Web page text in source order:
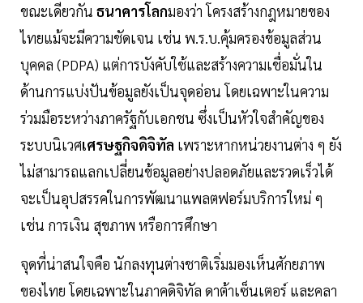
ขณะเดียวกัน ธนาคารโลกมองว่า โครงสร้างกฎหมายของ
ไทยแม้จะมีความชัดเจน เช่น พ.ร.บ.คุ้มครองข้อมูลส่วน
บุคคล (PDPA) แต่การบังคับใช้และสร้างความเชื่อมั่นใน
ด้านการแบ่งปันข้อมูลยังเป็นจุดอ่อน โดยเฉพาะในความ
ร่วมมือระหว่างภาครัฐกับเอกชน ซึ่งเป็นหัวใจสำคัญของ
ระบบนิเวศเศรษฐกิจดิจิทัล เพราะหากหน่วยงานต่าง ๆ ยัง
ไม่สามารถแลกเปลี่ยนข้อมูลอย่างปลอดภัยและรวดเร็วได้
จะเป็นอุปสรรคในการพัฒนาแพลตฟอร์มบริการใหม่ ๆ
เช่น การเงิน สุขภาพ หรือการศึกษา
จุดที่น่าสนใจคือ นักลงทุนต่างชาติเริ่มมองเห็นศักยภาพ
ของไทย โดยเฉพาะในภาคดิจิทัล ดาต้าเซ็นเตอร์ และคลา